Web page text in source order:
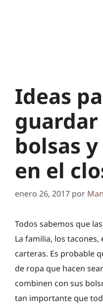
Ideas
guardar
bolsas
en el
enero 26, 2017 por
Todos sabemos que
La familia, los
carteras. Es probable
de ropa que hacen
combinen con sus
tan importante que